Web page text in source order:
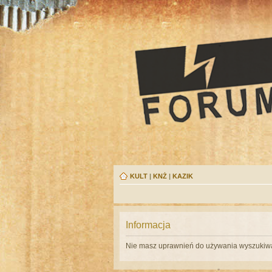
KULT | KNŻ | KAZIK
Informacja
Nie masz uprawnień do używania